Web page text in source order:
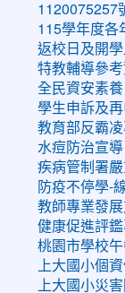
1120075257
115學年度各
返校日及開
特教輔導參
全民資安素
學生申訴及
教育部反霸
水痘防治宣導
疾病管制署
防疫不停學-
教師專業發
健康促進評鑑
桃園市學校
上大國小個
上大國小災